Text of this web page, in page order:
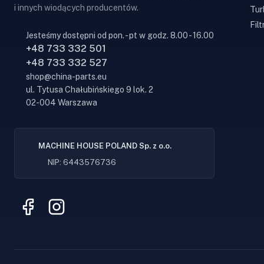
i innych wiodących producentów.
Jesteśmy dostępni od pon. - pt w godz. 8.00 - 16.00
+48 733 332 501
+48 733 332 527
shop@china-parts.eu
ul. Tytusa Chałubińskiego 9 lok. 2
02-004 Warszawa
MACHINE HOUSE POLAND Sp. z o.o.
NIP: 6443576736